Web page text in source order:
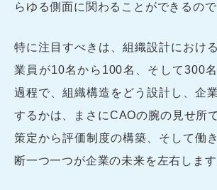
らゆる側面に関わることができるので
特に注目すべきは、組織設計におけ
業員が10名から100名、そして300
過程で、組織構造をどう設計し、企
するかは、まさにCAOの腕の見せ所
策定から評価制度の構築、そして働
断一つ一つが企業の未来を左右します